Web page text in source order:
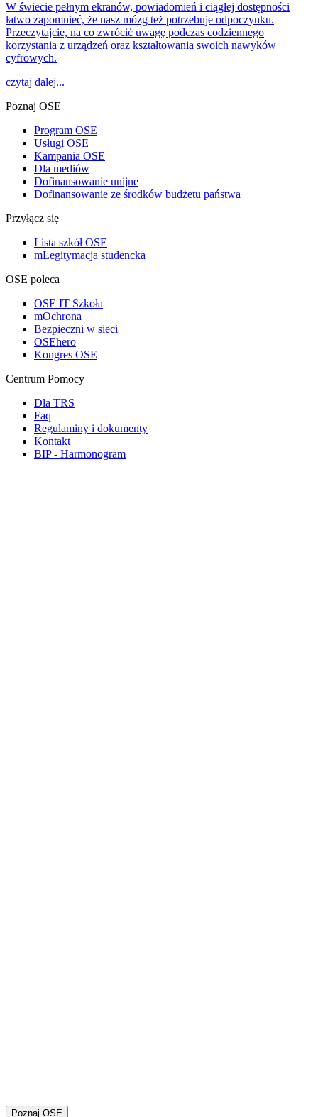
W świecie pełnym ekranów, powiadomień i ciągłej dostępności
łatwo zapomnieć, że nasz mózg też potrzebuje odpoczynku.
Przeczytajcie, na co zwrócić uwagę podczas codziennego
korzystania z urządzeń oraz kształtowania swoich nawyków
cyfrowych.
czytaj dalej...
Poznaj OSE
Program OSE
Usługi OSE
Kampania OSE
Dla mediów
Dofinansowanie unijne
Dofinansowanie ze środków budżetu państwa
Przyłącz się
Lista szkół OSE
mLegitymacja studencka
OSE poleca
OSE IT Szkoła
mOchrona
Bezpieczni w sieci
OSEhero
Kongres OSE
Centrum Pomocy
Dla TRS
Faq
Regulaminy i dokumenty
Kontakt
BIP - Harmonogram
Poznaj OSE